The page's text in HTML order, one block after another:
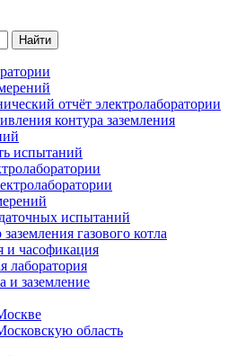
отчёт электролаборатории
контура заземления
испытаний
испытаний
газового котла
и часофикация
лаборатория
и заземление
область